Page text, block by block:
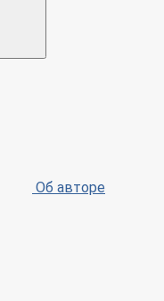
Об авторе